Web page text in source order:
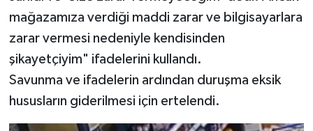
mağazamıza verdiği maddi zarar ve bilgisayarlara
zarar vermesi nedeniyle kendisinden
şikayetçiyim" ifadelerini kullandı.
Savunma ve ifadelerin ardından duruşma eksik
hususların giderilmesi için ertelendi.